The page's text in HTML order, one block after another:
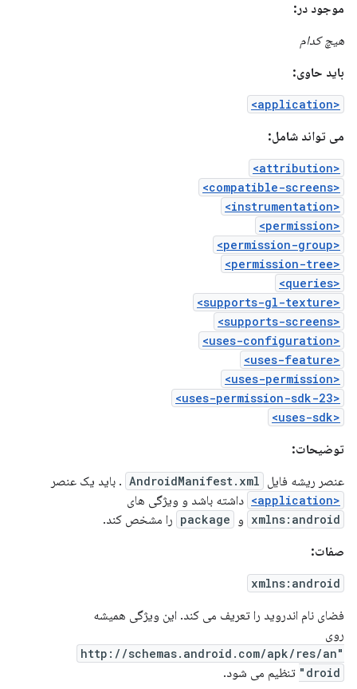
موجود در:
هیچ کدام
باید حاوی:
<application>
می تواند شامل:
<attribution>
<compatible-screens>
<instrumentation>
<permission>
<permission-group>
<permission-tree>
<queries>
<supports-gl-texture>
<supports-screens>
<uses-configuration>
<uses-feature>
<uses-permission>
<uses-permission-sdk-23>
<uses-sdk>
توضیحات:
عنصر ریشه فایل AndroidManifest.xml . باید یک عنصر
<application> داشته باشد و ویژگی های
xmlns:android و package را مشخص کند.
صفات:
xmlns:android
فضای نام اندروید را تعریف می کند. این ویژگی همیشه
روی
"http://schemas.android.com/apk/res/an
droid"
تنظیم می شود.